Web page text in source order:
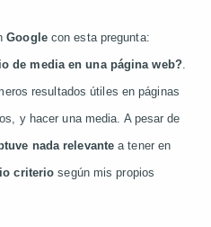
Googlecon esta pregunta:
de media en una página web?.
resultados útiles en páginas
y hacer una media. A pesar de
nada relevante a tener en
criterio según mis propios